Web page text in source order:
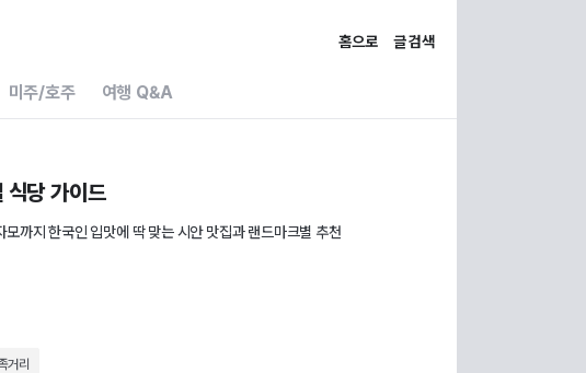
홈으로 글 검색
미주/호주 여행 Q&A
당 가이드
까지 한국인 입맛에 딱 맞는 시안 맛집과 랜드마크별 추천
거리